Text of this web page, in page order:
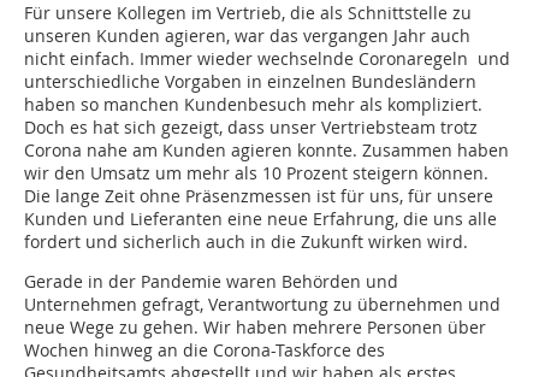
Für unsere Kollegen im Vertrieb, die als Schnittstelle zu
unseren Kunden agieren, war das vergangen Jahr auch
nicht einfach. Immer wieder wechselnde Coronaregeln und
unterschiedliche Vorgaben in einzelnen Bundesländern
haben so manchen Kundenbesuch mehr als kompliziert.
Doch es hat sich gezeigt, dass unser Vertriebsteam trotz
Corona nahe am Kunden agieren konnte. Zusammen haben
wir den Umsatz um mehr als 10 Prozent steigern können.
Die lange Zeit ohne Präsenzmessen ist für uns, für unsere
Kunden und Lieferanten eine neue Erfahrung, die uns alle
fordert und sicherlich auch in die Zukunft wirken wird.
Gerade in der Pandemie waren Behörden und
Unternehmen gefragt, Verantwortung zu übernehmen und
neue Wege zu gehen. Wir haben mehrere Personen über
Wochen hinweg an die Corona-Taskforce des